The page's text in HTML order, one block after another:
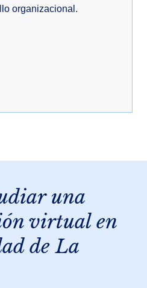
organizacional.
una
virtual en
de La